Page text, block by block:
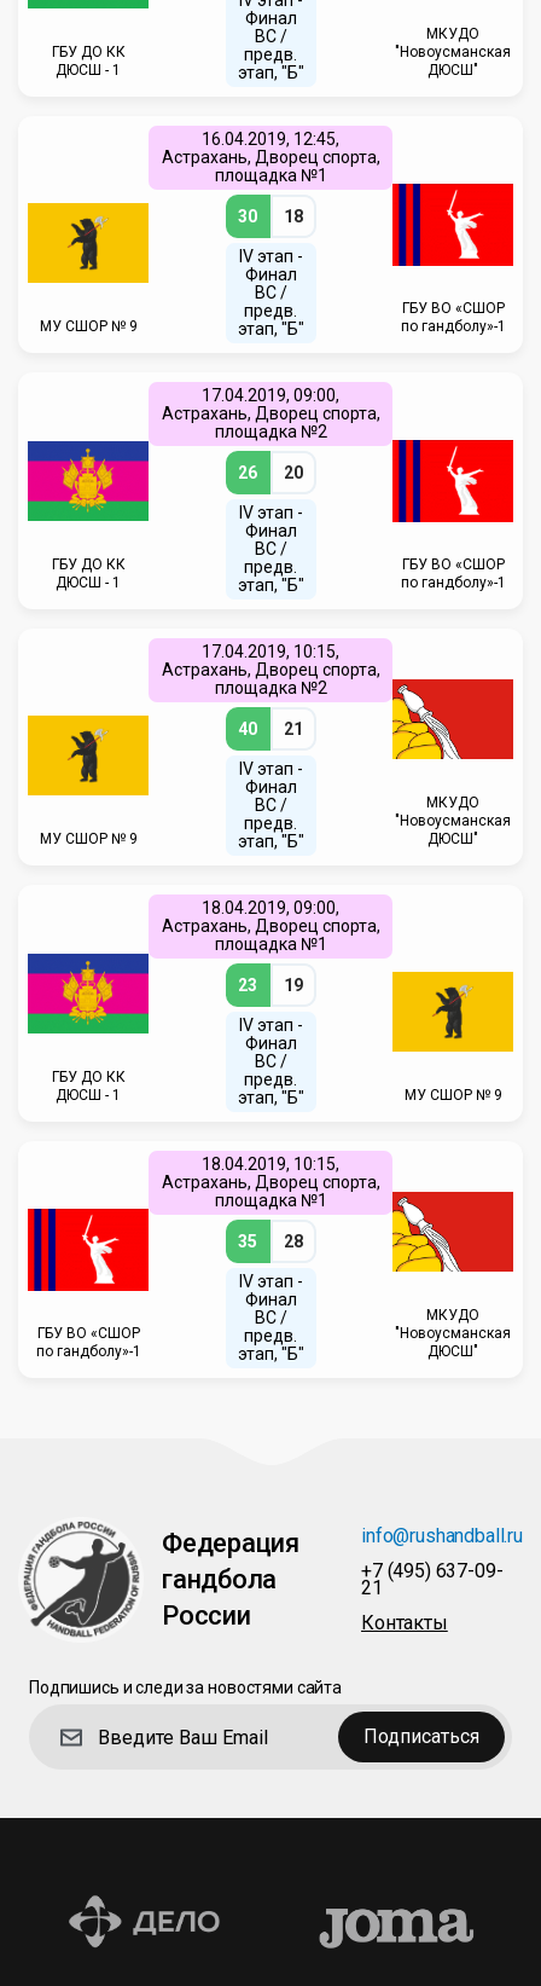
ГБУ ДО КК
ДЮСШ - 1
Финал
ВС /
предв.
этап, "Б"
МКУДО
"Новоусманская
ДЮСШ"
МУ СШОР № 9
16.04.2019, 12:45,
Астрахань, Дворец спорта,
площадка №1
30 18
IV этап -
Финал
ВС /
предв.
этап, "Б"
ГБУ ВО «СШОР
по гандболу»-1
ГБУ ДО КК
ДЮСШ - 1
17.04.2019, 09:00,
Астрахань, Дворец спорта,
площадка №2
26 20
IV этап -
Финал
ВС /
предв.
этап, "Б"
ГБУ ВО «СШОР
по гандболу»-1
МУ СШОР № 9
17.04.2019, 10:15,
Астрахань, Дворец спорта,
площадка №2
40 21
IV этап -
Финал
ВС /
предв.
этап, "Б"
МКУДО
"Новоусманская
ДЮСШ"
ГБУ ДО КК
ДЮСШ - 1
18.04.2019, 09:00,
Астрахань, Дворец спорта,
площадка №1
23 19
IV этап -
Финал
ВС /
предв.
этап, "Б"
МУ СШОР № 9
ГБУ ВО «СШОР
по гандболу»-1
18.04.2019, 10:15,
Астрахань, Дворец спорта,
площадка №1
35 28
IV этап -
Финал
ВС /
предв.
этап, "Б"
МКУДО
"Новоусманская
ДЮСШ"
Федерация
гандбола
России
info@rushandball.ru
+7 (495) 637-09-
21
Контакты
Подпишись и следи за новостями сайта
Подписаться